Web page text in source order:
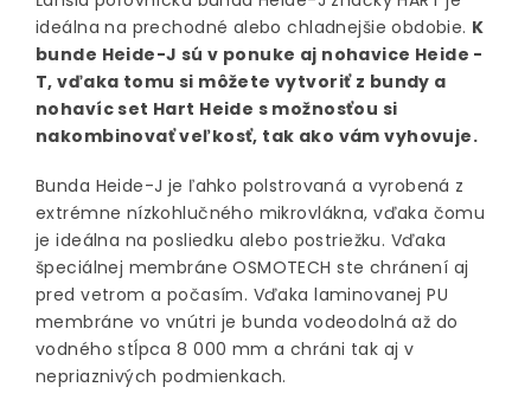
ideálna na prechodné alebo chladnejšie obdobie. K
bunde Heide-J sú v ponuke aj nohavice Heide -
T, vďaka tomu si môžete vytvoriť z bundy a
nohavíc set Hart Heide s možnosťou si
nakombinovať veľkosť, tak ako vám vyhovuje.
Bunda Heide-J je ľahko polstrovaná a vyrobená z
extrémne nízkohlučného mikrovlákna, vďaka čomu
je ideálna na posliedku alebo postriežku. Vďaka
špeciálnej membráne OSMOTECH ste chránení aj
pred vetrom a počasím. Vďaka laminovanej PU
membráne vo vnútri je bunda vodeodolná až do
vodného stĺpca 8 000 mm a chráni tak aj v
nepriaznivých podmienkach.